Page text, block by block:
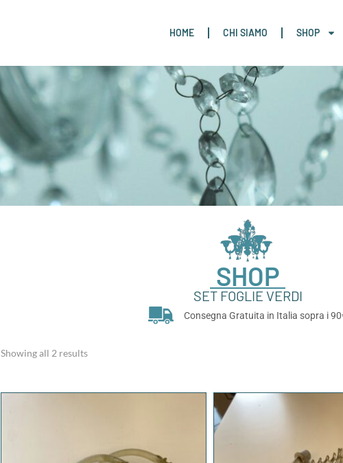
HOME CHI SIAMO SHOP
SHOP
SET FOGLIE VERDI
Consegna Gratuita in Italia sopra i
Showing all 2 results